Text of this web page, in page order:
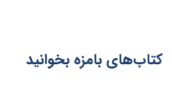
کتاب‌های بامزه بخوانید